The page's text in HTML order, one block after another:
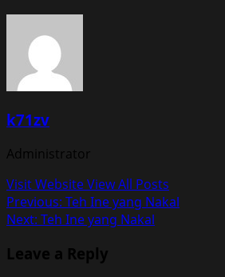
k71zv
Administrator
Visit WebsiteView All Posts
Post
navigation
Previous: Teh Ine yang Nakal
Next: Teh Ine yang Nakal
Leave a Reply